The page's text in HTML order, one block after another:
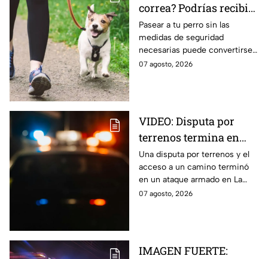
correa? Podrías recibir
una fuerte MULTA
Pasear a tu perro sin las
medidas de seguridad
necesarias puede convertirse
en una infracción en la CDMX,
07 agosto, 2026
VIDEO: Disputa por
terrenos termina en
ataque armado en
Chihuahua; padre
muere y su hijo queda
herido
Una disputa por terrenos y el
acceso a un camino terminó
en un ataque armado en La
Regina, Chihuahua, donde un
07 agosto, 2026
IMAGEN FUERTE: